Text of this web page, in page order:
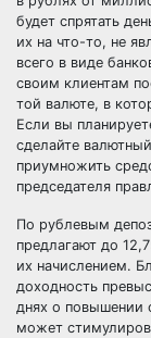
будет спрятать
их на что-то, не
всего в виде
своим клиентам
той валюте, в
Если вы
сделайте
приумножить
председателя
По рублевым
предлагают до
их начислением.
доходность
днях о повышении
может